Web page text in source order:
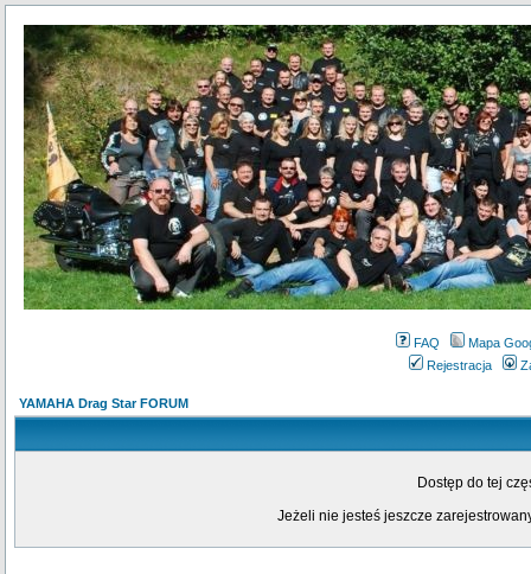
FAQ
Mapa
Rejestracja
YAMAHA Drag Star FORUM
Dostęp do tej
Jeżeli nie jesteś jeszcze